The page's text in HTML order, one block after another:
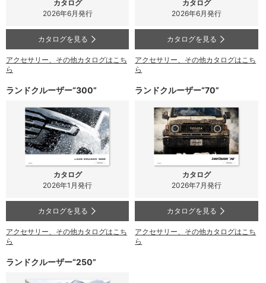
カタログ
2026年6月発行
カタログを見る
アクセサリー、その他カタログはこち
ら
カタログ
2026年6月発行
カタログを見る
アクセサリー、その他カタログはこち
ら
ランドクルーザー“300”
カタログ
2026年1月発行
カタログを見る
アクセサリー、その他カタログはこち
ら
ランドクルーザー“70”
カタログ
2026年7月発行
カタログを見る
アクセサリー、その他カタログはこち
ら
ランドクルーザー“250”